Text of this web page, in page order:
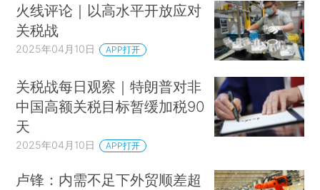
火线评论｜以高水平开放应对
关税战
2025年04月10日 APP打开
关税战每日观察｜特朗普对非
中国高额关税目标暂缓加税90
天
2025年04月10日 APP打开
卢锋：内需不足下外贸顺差超